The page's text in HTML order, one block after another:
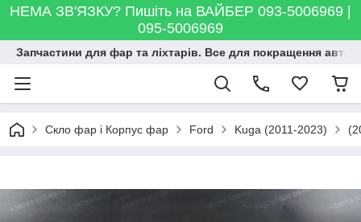
НЕМА ЗВ'ЯЗКУ? Пишіть на ВАЙБЕР 093-5006969 |
095-5006969
Запчастини для фар та ліхтарів. Все для покращення
Скло фар і Корпус фар Ford Kuga (2011-2023)